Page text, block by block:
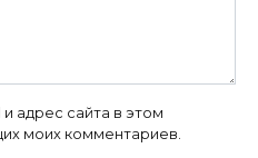
адрес сайта в этом
моих комментариев.